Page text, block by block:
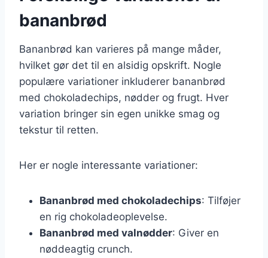
bananbrød
Bananbrød kan varieres på mange måder,
hvilket gør det til en alsidig opskrift. Nogle
populære variationer inkluderer bananbrød
med chokoladechips, nødder og frugt. Hver
variation bringer sin egen unikke smag og
tekstur til retten.
Her er nogle interessante variationer:
Bananbrød med chokoladechips: Tilføjer
en rig chokoladeoplevelse.
Bananbrød med valnødder: Giver en
nøddeagtig crunch.